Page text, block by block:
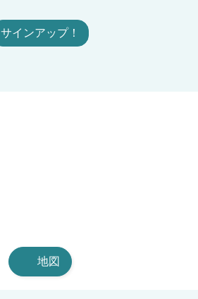
サインアップ！
地図